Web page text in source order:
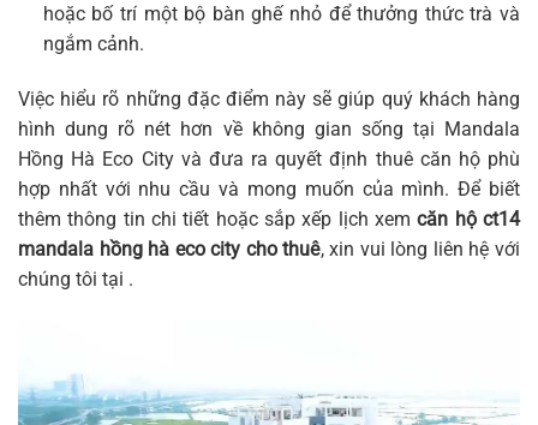
hoặc bố trí một bộ bàn ghế nhỏ để thưởng thức trà và
ngắm cảnh.
Việc hiểu rõ những đặc điểm này sẽ giúp quý khách hàng
hình dung rõ nét hơn về không gian sống tại Mandala
Hồng Hà Eco City và đưa ra quyết định thuê căn hộ phù
hợp nhất với nhu cầu và mong muốn của mình. Để biết
thêm thông tin chi tiết hoặc sắp xếp lịch xemcăn hộ ct14
mandala hồng hà eco city cho thuê, xin vui lòng liên hệ với
chúng tôi tại .